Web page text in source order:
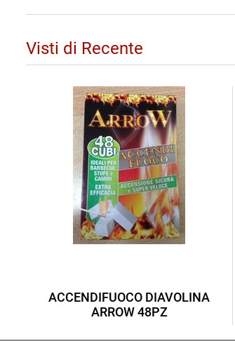
Visti di Recente
ACCENDIFUOCO DIAVOLINA
ARROW 48PZ